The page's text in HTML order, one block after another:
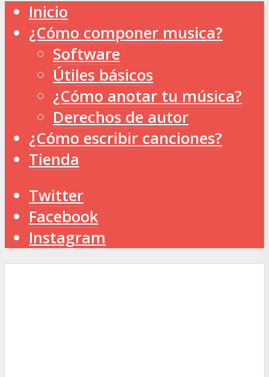
Inicio
¿Cómo componer musica?
Software
Útiles básicos
¿Cómo anotar tu música?
Derechos de autor
¿Cómo escribir canciones?
Tienda
Twitter
Facebook
Instagram